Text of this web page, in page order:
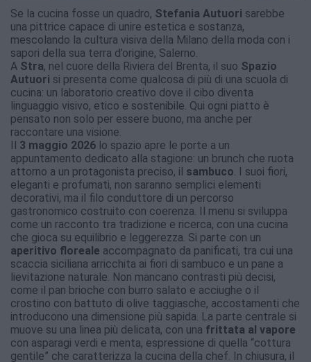
Se la cucina fosse un quadro, Stefania Autuori sarebbe
una pittrice capace di unire estetica e sostanza,
mescolando la cultura visiva della Milano della moda con i
sapori della sua terra d’origine, Salerno.
A Stra, nel cuore della Riviera del Brenta, il suo Spazio
Autuori si presenta come qualcosa di più di una scuola di
cucina: un laboratorio creativo dove il cibo diventa
linguaggio visivo, etico e sostenibile. Qui ogni piatto è
pensato non solo per essere buono, ma anche per
raccontare una visione.
Il 3 maggio 2026 lo spazio apre le porte a un
appuntamento dedicato alla stagione: un brunch che ruota
attorno a un protagonista preciso, il sambuco . I suoi fiori,
eleganti e profumati, non saranno semplici elementi
decorativi, ma il filo conduttore di un percorso
gastronomico costruito con coerenza. Il menu si sviluppa
come un racconto tra tradizione e ricerca, con una cucina
che gioca su equilibrio e leggerezza. Si parte con un
aperitivo floreale accompagnato da panificati, tra cui una
scaccia siciliana arricchita ai fiori di sambuco e un pane a
lievitazione naturale. Non mancano contrasti più decisi,
come il pan brioche con burro salato e acciughe o il
crostino con battuto di olive taggiasche, accostamenti che
introducono una dimensione più sapida. La parte centrale si
muove su una linea più delicata, con una frittata al vapore
con asparagi verdi e menta, espressione di quella “cottura
gentile” che caratterizza la cucina della chef. In chiusura, il